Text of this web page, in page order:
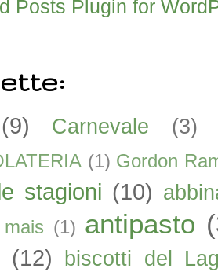
(9) Carnevale (3)
(1) Gordon
stagioni (10)
(1) antipasto
(12) biscotti del